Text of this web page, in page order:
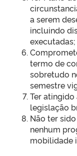
a serem
incluindo
executadas;
termo de
sobretudo
semestre
Ter
legislação
Não ter
nenhum
mobilidade